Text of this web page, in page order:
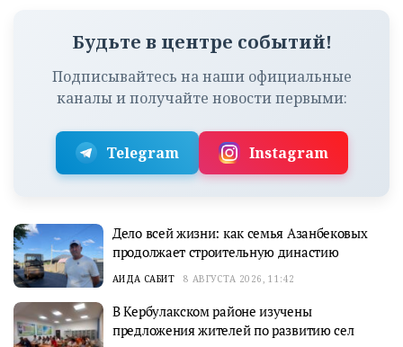
Будьте в центре событий!
Подписывайтесь на наши официальные
каналы и получайте новости первыми:
Telegram Instagram
Дело всей жизни: как семья Азанбековых
продолжает строительную династию
АИДА САБИТ 8 АВГУСТА 2026, 11:42
В Кербулакском районе изучены
предложения жителей по развитию сел